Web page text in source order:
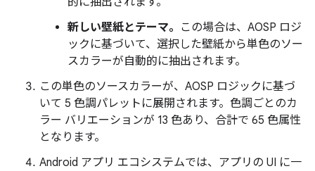
新しい壁紙とテーマ。
この場合は、AOSP ロジ
ックに基づいて、選択した壁紙から単色のソー
スカラーが自動的に抽出されます。
この単色のソースカラーが、AOSP ロジックに基づ
いて 5 色調パレットに展開されます。色調ごとのカ
ラー バリエーションが 13 色あり、合計で 65 色属性
となります。
Android アプリ エコシステムでは、アプリの UI に一